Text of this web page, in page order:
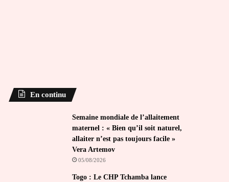
En continu
Semaine mondiale de l’allaitement
maternel : « Bien qu’il soit naturel,
allaiter n’est pas toujours facile »
Vera Artemov
05/08/2026
Togo : Le CHP Tchamba lance